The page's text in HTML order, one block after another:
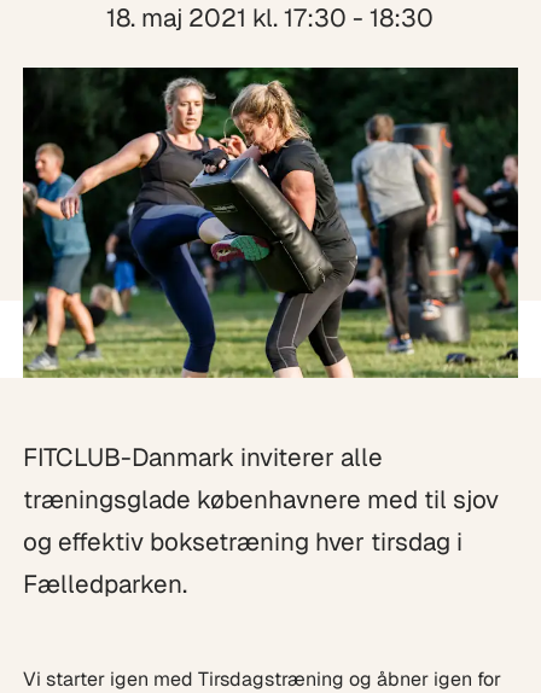
18. maj 2021 kl. 17:30 - 18:30
FITCLUB-Danmark inviterer alle
træningsglade københavnere med til sjov
og effektiv boksetræning hver tirsdag i
Fælledparken.
Vi starter igen med Tirsdagstræning og åbner igen for